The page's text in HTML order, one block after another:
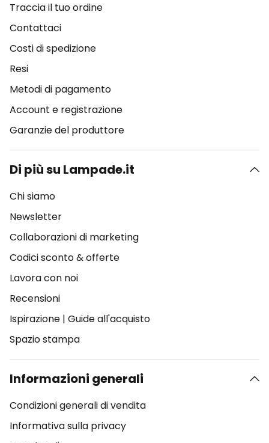
Traccia il tuo ordine
Contattaci
Costi di spedizione
Resi
Metodi di pagamento
Account e registrazione
Garanzie del produttore
Di più su Lampade.it
Chi siamo
Newsletter
Collaborazioni di marketing
Codici sconto & offerte
Lavora con noi
Recensioni
Ispirazione | Guide all'acquisto
Spazio stampa
Informazioni generali
Condizioni generali di vendita
Informativa sulla privacy